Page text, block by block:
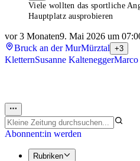
Viele wollten das sportliche
Hauptplatz ausprobieren
vor 3 Monaten9. Mai 2026 um
Bruck an der MurMürztal +3
KletternSusanne Kaltenegger
Abonnent:in werden
Rubriken